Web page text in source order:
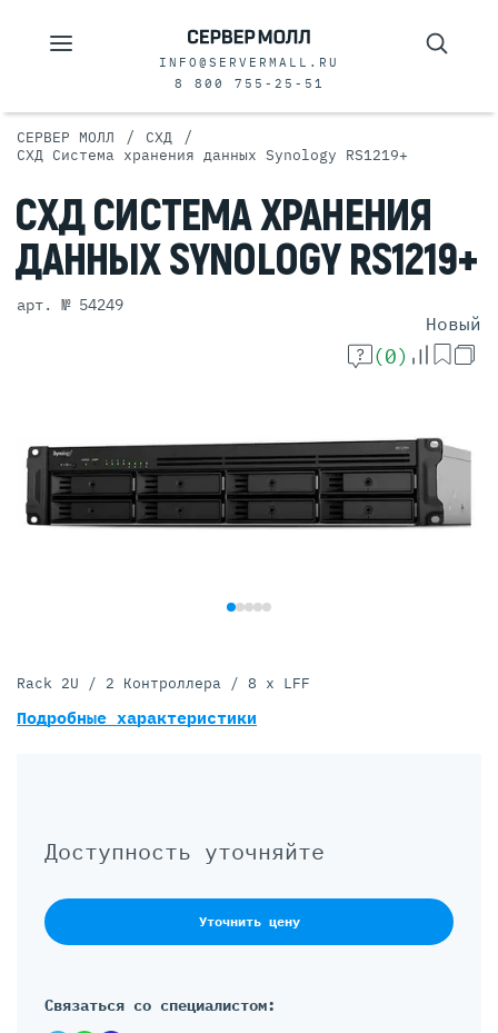
INFO@SERVERMALL.RU
8 800 755-25-51
СЕРВЕР МОЛЛ / СХД /
СХД Система хранения данных Synology RS1219+
СХДСИСТЕМАХРАНЕНИЯ
ДАННЫХSYNOLOGYRS1219+
арт. № 54249
Новый
(0)
Доступность уточняйте
Уточнить цену
Связаться со специалистом:
Rack 2U / 2 Контроллера / 8 x LFF
Подробные характеристики